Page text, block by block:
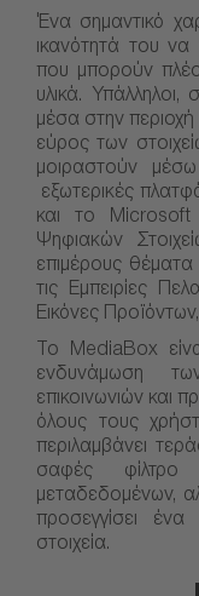
Ένα σημαντικό
ικανότητά του
που μπορούν
υλικά. Υπάλληλοι,
μέσα στην
εύρος των
μοιραστούν
εξωτερικές
και το Microsoft
Ψηφιακών
επιμέρους
τις Εμπειρίες
Εικόνες
Το MediaBox
ενδυνάμωση
επικοινωνιών και
όλους τους
περιλαμβάνει
σαφές φίλτρο
μεταδεδομένων,
προσεγγίσει
στοιχεία.